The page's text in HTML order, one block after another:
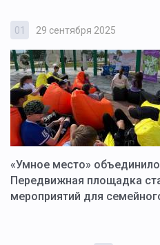
01 29 сентября 2025
«Умное место»
Передвижная площадка
мероприятий для